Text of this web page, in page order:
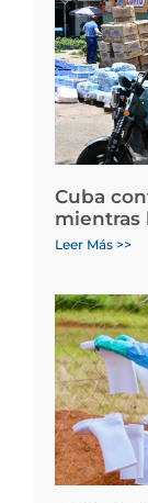
Cuba
mientras
Leer Más >>